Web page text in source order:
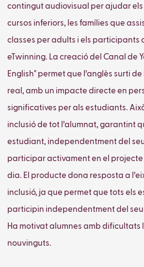
contingut audiovisual per ajudar els
cursos inferiors, les famílies que
classes per adults i els participants
eTwinning. La creació del Canal de
English" permet que l’anglès surti
real, amb un impacte directe en
significatives per als estudiants.
inclusió de tot l’alumnat, garantint
estudiant, independentment del
participar activament en el projecte
dia. El producte dona resposta a
inclusió, ja que permet que tots els
participin independentment del seu
Ha motivat alumnes amb dificultats
nouvinguts.